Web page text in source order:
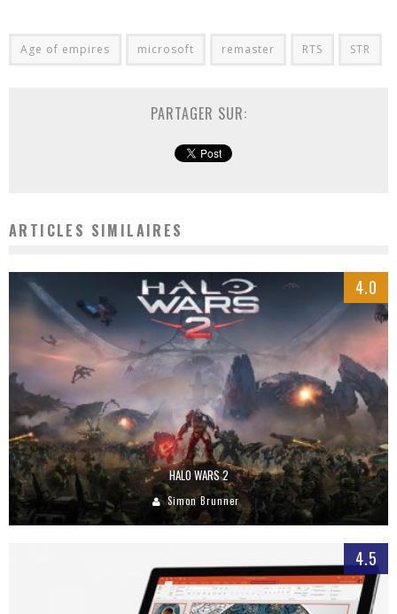
Age of empires microsoft remaster RTS STR
PARTAGER SUR:
ARTICLES SIMILAIRES
4.0
HALO WARS 2
Simon Brunner
4.5